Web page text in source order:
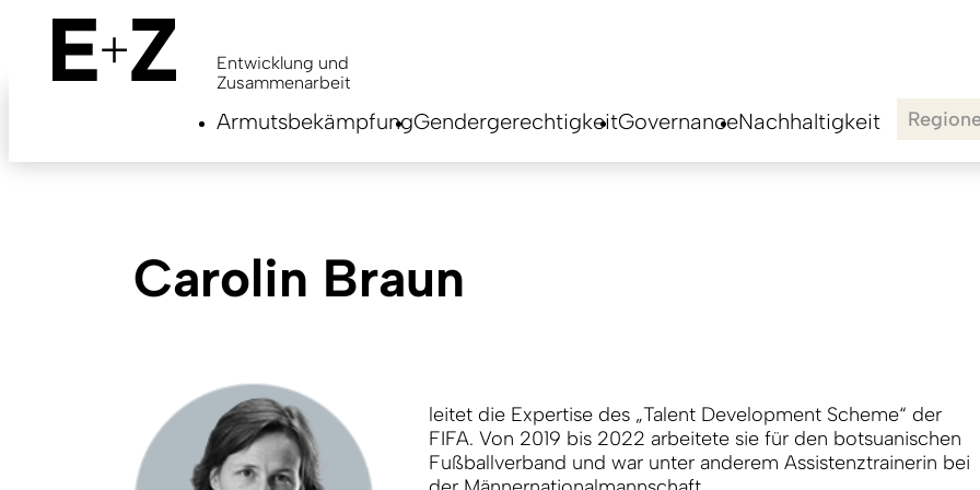
content
Entwicklung und
Zusammenarbeit
ArmutsbekämpfungGendergerechtigkeitGovernanceNachhaltigkeit
Carolin Braun
leitet die Expertise des „Talent Development Scheme“ der
FIFA. Von 2019 bis 2022 arbeitete sie für den botsuanischen
Fußballverband und war unter anderem Assistenztrainerin bei